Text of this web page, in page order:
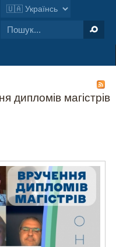
дипломів магістрів